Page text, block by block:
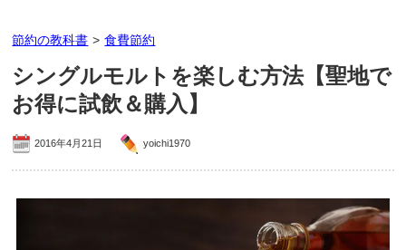
節約の教科書 > 食費節約
シングルモルトを楽しむ方法【聖地で
お得に試飲＆購入】
2016年4月21日 yoichi1970